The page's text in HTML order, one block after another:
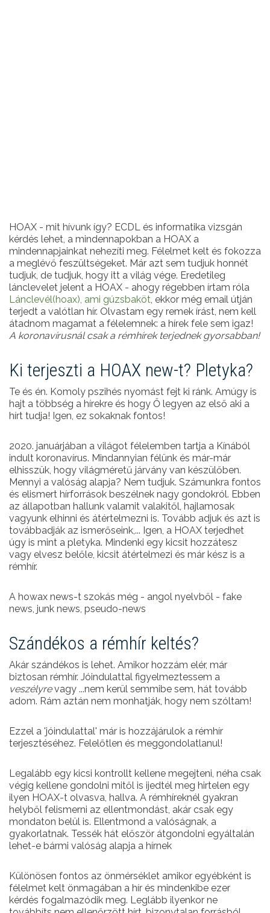
HOAX - mit hívunk így? ECDL és informatika vizsgán
kérdés lehet, a mindennapokban a HOAX a
mindennapjainkat nehezíti meg. Félelmet kelt és fokozza
a meglévő feszültségeket. Már azt sem tudjuk honnét
tudjuk, de tudjuk, hogy itt a világ vége. Eredetileg
lánclevelet jelent a HOAX - ahogy régebben írtam róla
Lánclevél(hoax), ami gúzsbaköt, ekkor még email útján
terjedt a valótlan hír. Olvastam egy remek írást, nem kell
átadnom magamat a félelemnek: a hírek fele sem igaz!
A koronavírusnál csak a rémhírek terjednek gyorsabban!
Ki terjeszti a HOAX new-t? Pletyka?
Te és én. Komoly pszihés nyomást fejt ki ránk. Amúgy is
hajt a többség a hírekre és hogy Ő legyen az első aki a
hírt tudja! Igen, ez sokaknak fontos!
2020. januárjában a világot félelemben tartja a Kínából
indult koronavírus. Mindannyian félünk és már-már
elhisszük, hogy világméretű járvány van készülőben.
Mennyi a valóság alapja? Nem tudjuk. Számunkra fontos
és elismert hírforrások beszélnek nagy gondokról. Ebben
az állapotban hallunk valamit valakitől, hajlamosak
vagyunk elhinni és átértelmezni is. Tovább adjuk és azt is
továbbadják az ismerőseink,... Igen, a HOAX terjedhet
úgy is mint a pletyka. Mindenki egy kicsit hozzátesz
vagy elvesz belőle, kicsit átértelmezi és már kész is a
rémhír.
A howax news-t szokás még - angol nyelvből - fake
news, junk news, pseudo-news
Szándékos a rémhír keltés?
Akár szándékos is lehet. Amikor hozzám elér, már
biztosan rémhír. Jóindulattal figyelmeztessem a
veszélyrevagy ...nem kerül semmibe sem, hát tovább
adom. Rám aztán nem monhatják, hogy nem szóltam!
Ezzel a 'jóindulattal' már is hozzájárulok a rémhír
terjesztéséhez. Felelőtlen és meggondolatlanul!
Legalább egy kicsi kontrollt kellene megejteni, néha csak
végig kellene gondolni mitől is ijedtél meg hirtelen egy
ilyen HOAX-t olvasva, hallva. A rémhíreknél gyakran
helyből felismerni az ellentmondást, akár csak egy
mondaton belül is. Ellentmond a valóságnak, a
gyakorlatnak. Tessék hát először átgondolni egyáltalán
lehet-e bármi valóság alapja a hírnek
Különösen fontos az önmérséklet amikor egyébként is
félelmet kelt önmagában a hír és mindenkibe ezer
kérdés fogalmazódik meg. Leglább ilyenkor ne